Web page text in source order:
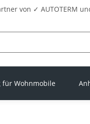
von ✓ AUTOTERM
für Wohnmobile